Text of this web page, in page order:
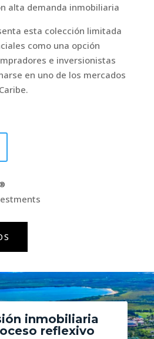
alta demanda inmobiliaria
esta colección limitada
como una opción
e inversionistas
en uno de los mercados
inmobiliaria
reflexivo